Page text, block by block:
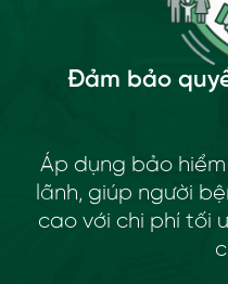
Đảm bảo
Áp dụng bảo
lãnh, giúp người
cao với chi phí tối